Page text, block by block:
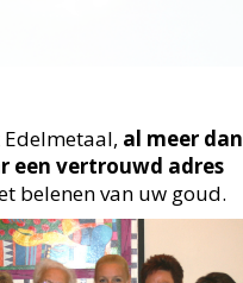
al meer dan
een vertrouwd adres
belenen van uw goud.